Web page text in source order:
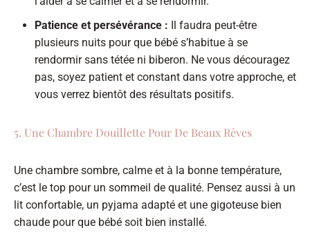
Patience et persévérance : Il faudra peut-être
plusieurs nuits pour que bébé s’habitue à se
rendormir sans tétée ni biberon. Ne vous découragez
pas, soyez patient et constant dans votre approche, et
vous verrez bientôt des résultats positifs.
5. Une Chambre Douillette Pour De Beaux Rêves
Une chambre sombre, calme et à la bonne température,
c’est le top pour un sommeil de qualité. Pensez aussi à un
lit confortable, un pyjama adapté et une gigoteuse bien
chaude pour que bébé soit bien installé.